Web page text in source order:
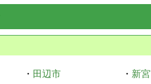
・ 田辺市 ・ 新